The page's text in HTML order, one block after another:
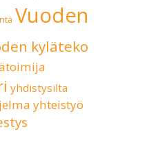
Vuoden
kyläteko
yhdistysilta
yhteistyö